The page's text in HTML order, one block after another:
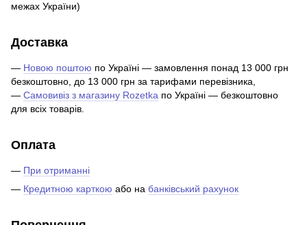
межах України)
Доставка
— Новою поштою по Україні — замовлення понад 13 000 грн
безкоштовно, до 13 000 грн за тарифами перевізника,
— Самовивіз з магазину Rozetka по Україні — безкоштовно
для всіх товарів.
Оплата
— При отриманні
— Кредитною карткою або на банківський рахунок